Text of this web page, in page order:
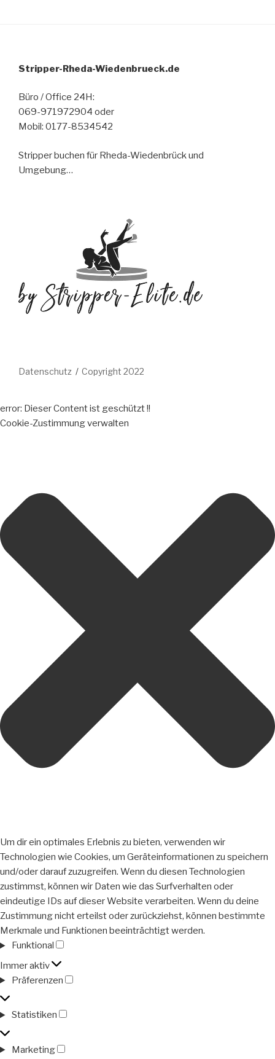
Stripper-Rheda-Wiedenbrueck.de
Büro / Office 24H:
069-971972904 oder
Mobil: 0177-8534542
Stripper buchen für Rheda-Wiedenbrück und
Umgebung…
Datenschutz Copyright 2022
error: Dieser Content ist geschützt !!
Cookie-Zustimmung verwalten
Um dir ein optimales Erlebnis zu bieten, verwenden wir
Technologien wie Cookies, um Geräteinformationen zu speichern
und/oder darauf zuzugreifen. Wenn du diesen Technologien
zustimmst, können wir Daten wie das Surfverhalten oder
eindeutige IDs auf dieser Website verarbeiten. Wenn du deine
Zustimmung nicht erteilst oder zurückziehst, können bestimmte
Merkmale und Funktionen beeinträchtigt werden.
Funktional
Funktional
Immer aktiv
Präferenzen
Präferenzen
Statistiken
Statistiken
Marketing